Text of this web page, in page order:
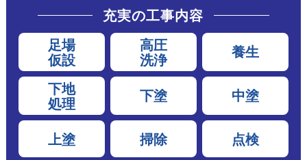
充実の工事内容
足場
仮設
高圧
洗浄
養生
下地
処理
下塗 中塗
上塗 掃除 点検